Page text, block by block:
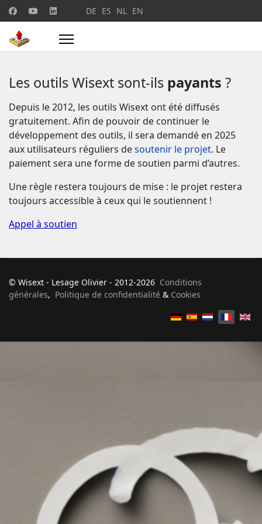
Sélectionnez votre langue
DE ES NL EN
Les outils Wisext sont-ils payants ?
Depuis le 2012, les outils Wisext ont été diffusés
gratuitement. Afin de pouvoir de continuer le
développement des outils, il sera demandé en 2025
aux utilisateurs réguliers desoutenir le projet. Le
paiement sera une forme de soutien parmi d’autres.
Une règle restera toujours de mise : le projet restera
toujours accessible à ceux qui le soutiennent !
Appel à soutien
© Wisext - Lesage Olivier - 2012-2026 Conditions
générales, Politique de confidentialité & Cookies